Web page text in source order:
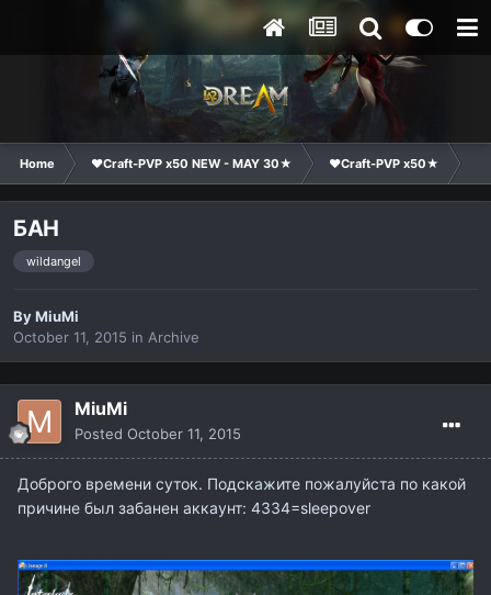
Home ❤Craft-PVP x50 NEW - MAY 30★ ❤Craft-PVP x50★
БАН
wildangel
ByMiuMi
October 11, 2015 in Archive
MiuMi
Posted October 11, 2015
Доброго времени суток. Подскажите пожалуйста по какой
причине был забанен аккаунт: 4334=sleepover